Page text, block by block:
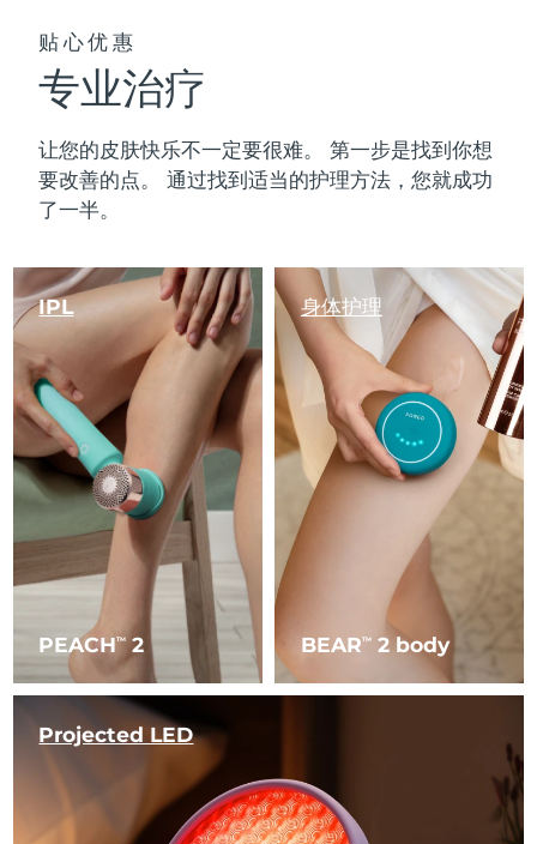
贴心优惠
专业治疗
让您的皮肤快乐不一定要很难。 第一步是找到你想
要改善的点。 通过找到适当的护理方法，您就成功
了一半。
PEACHTM 2
IPL
BEARTM 2 body
身体护理
Projected LED